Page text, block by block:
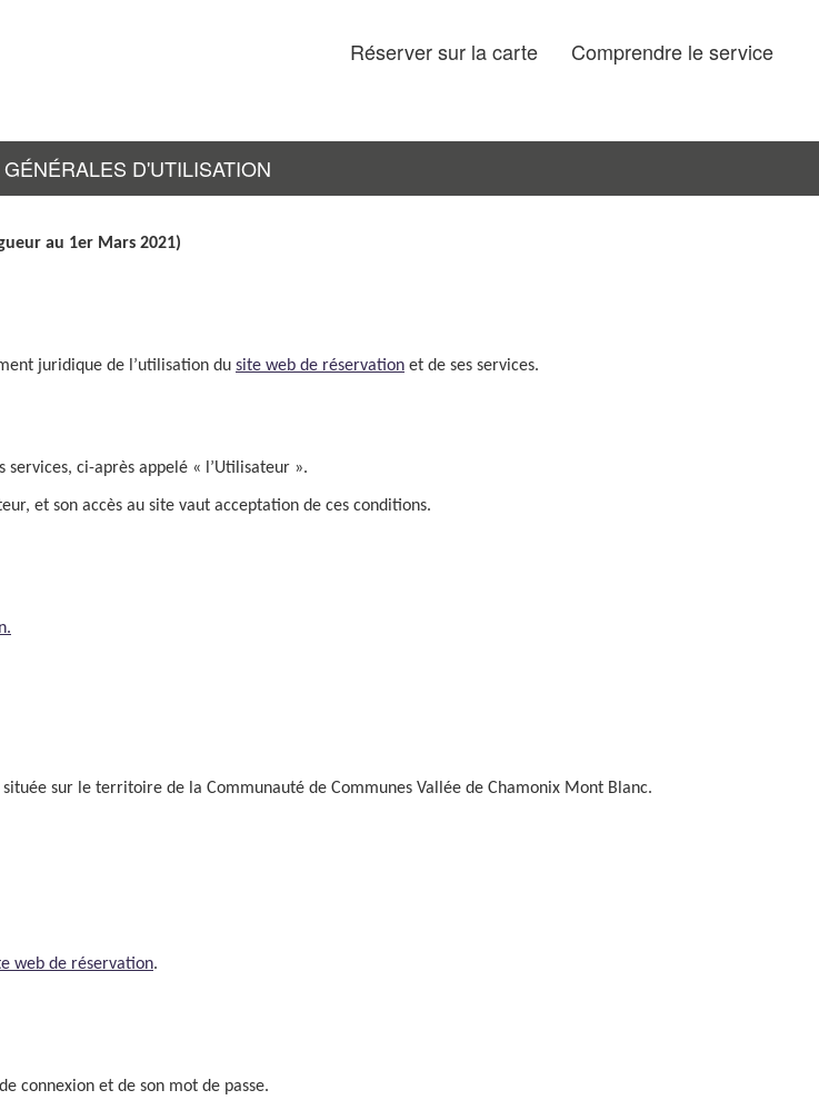
Réserver sur la carte Comprendre le service
D'UTILISATION
au 1er Mars 2021)
juridique de l’utilisation du site web de réservation et de ses services.
services, ci-après appelé « l’Utilisateur ».
et son accès au site vaut acceptation de ces conditions.
sur le territoire de la Communauté de Communes Vallée de Chamonix Mont Blanc.
web de réservation.
connexion et de son mot de passe.